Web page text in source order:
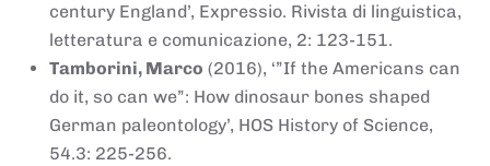
century England’, Expressio. Rivista di linguistica,
letteratura e comunicazione, 2: 123-151.
Tamborini, Marco (2016), ‘”If the Americans can
do it, so can we”: How dinosaur bones shaped
German paleontology’, HOS History of Science,
54.3: 225-256.